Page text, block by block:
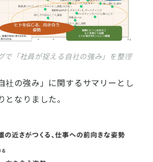
で「社員が捉える自社の強み」を整理
社の強み」に関するサマリーとし
となりました。